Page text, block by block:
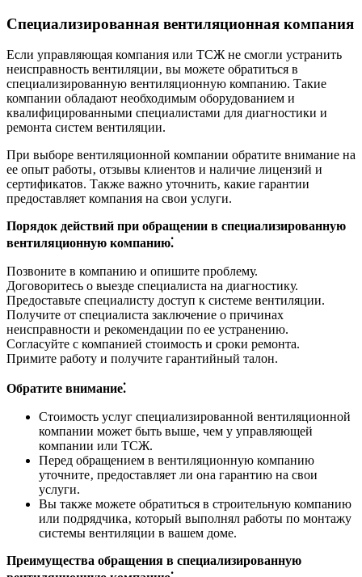
Специализированная вентиляционная компания
Если управляющая компания или ТСЖ не смогли устранить
неисправность вентиляции‚ вы можете обратиться в
специализированную вентиляционную компанию. Такие
компании обладают необходимым оборудованием и
квалифицированными специалистами для диагностики и
ремонта систем вентиляции.
При выборе вентиляционной компании обратите внимание на
ее опыт работы‚ отзывы клиентов и наличие лицензий и
сертификатов. Также важно уточнить‚ какие гарантии
предоставляет компания на свои услуги.
Порядок действий при обращении в специализированную
вентиляционную компанию⁚
Позвоните в компанию и опишите проблему.
Договоритесь о выезде специалиста на диагностику.
Предоставьте специалисту доступ к системе вентиляции.
Получите от специалиста заключение о причинах
неисправности и рекомендации по ее устранению.
Согласуйте с компанией стоимость и сроки ремонта.
Примите работу и получите гарантийный талон.
Обратите внимание⁚
Стоимость услуг специализированной вентиляционной
компании может быть выше‚ чем у управляющей
компании или ТСЖ.
Перед обращением в вентиляционную компанию
уточните‚ предоставляет ли она гарантию на свои
услуги.
Вы также можете обратиться в строительную компанию
или подрядчика‚ который выполнял работы по монтажу
системы вентиляции в вашем доме.
Преимущества обращения в специализированную